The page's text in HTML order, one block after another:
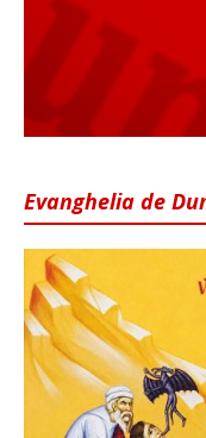
Evanghelia de